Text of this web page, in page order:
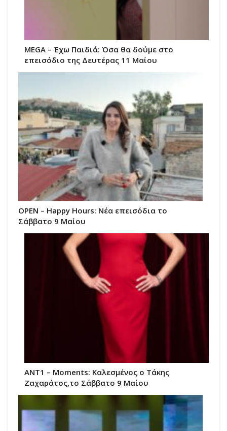
MEGA – Έχω Παιδιά: Όσα θα δούμε στο
επεισόδιο της Δευτέρας 11 Μαίου
ΟΡΕΝ – Happy Hours: Νέα επεισόδια το
Σάββατο 9 Μαίου
ANT1 – Moments: Καλεσμένος ο Τάκης
Ζαχαράτος,το Σάββατο 9 Μαίου